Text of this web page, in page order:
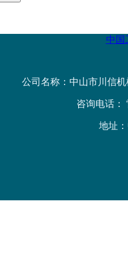
中国
公司名称：中山市川信机
咨询电话：
地址